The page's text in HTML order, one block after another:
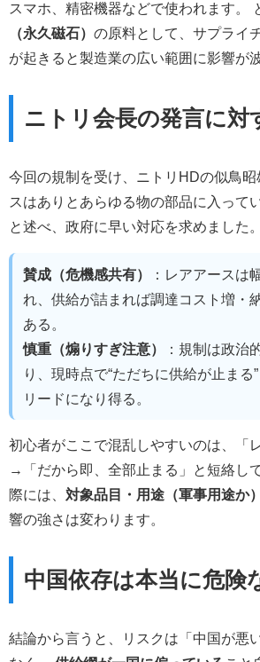
スマホ、精密機器などで使われます。
（永久磁石） の原料として、サプライ
が起きると製造業の広い範囲に影響が
ニトリ会長の発言に対
今回の規制を受け、ニトリHDの似鳥
スはありとあらゆる物の部品に入って
と述べ、政府に早い対応を求めました。
賛成（危機感共有）
：レアアースは
れ、供給が詰まれば調達コスト増・
ある。
慎重（煽りすぎ注意）
：規制は政治
り、現時点で“ただちに供給が止まる
リードになり得る。
初心者がここで混乱しやすいのは、「
→「だから即、全部止まる」と短絡し
際には、 対象品目・用途（軍事用途か
響の強さは変わります。
中国依存は本当に危険
結論から言うと、リスクは「中国が悪